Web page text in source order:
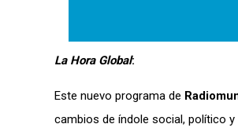
La Hora Global:
Este nuevo programa de
cambios de índole social, político y